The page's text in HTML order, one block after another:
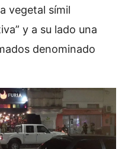
vegetal símil
y a su lado una
denominado